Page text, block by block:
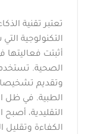
تعتبر تقنية
التكنولوجية
أثبتت فعاليتها
الصحية. تستخدم
وتقديم
الطبية. في ظل
التقليدية،
الكفاءة وتقليل